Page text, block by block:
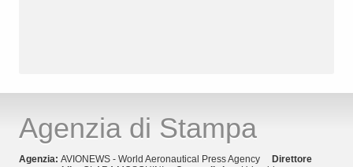
Agenzia di Stampa
Agenzia: AVIONEWS - World Aeronautical Press Agency
Direttore